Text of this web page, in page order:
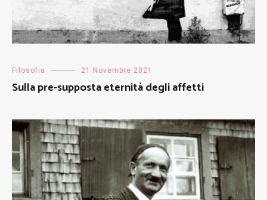
Filosofia 21 Novembre 2021
Sulla pre-supposta eternità degli affetti